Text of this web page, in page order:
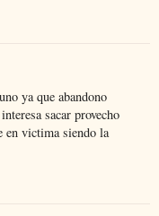
ya que abandono
sacar provecho
en victima siendo la